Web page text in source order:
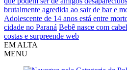
brutalmente agredida ao sair de bar e
Adolescente de 14 anos está entre
cidade no Paraná Bebê nasce com
costas e surpreende web
EM ALTA
MENU